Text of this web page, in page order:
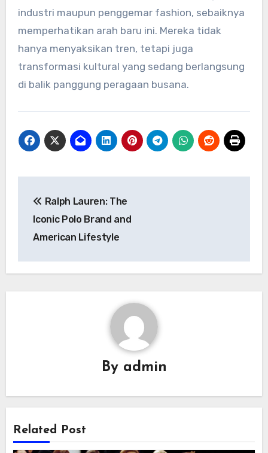
industri maupun penggemar fashion, sebaiknya
memperhatikan arah baru ini. Mereka tidak
hanya menyaksikan tren, tetapi juga
transformasi kultural yang sedang berlangsung
di balik panggung peragaan busana.
pos
Ralph Lauren: The
Iconic Polo Brand and
American Lifestyle
By admin
Related Post